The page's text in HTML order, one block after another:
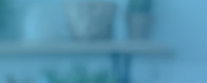
Hårde hvidevare